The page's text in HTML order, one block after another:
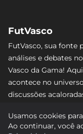
FutVasco
FutVasco, sua fonte
análises e debates
Vasco da Gama!
acontece no
discussões
nenhum lance e
rumo às vitórias!
Usamos cookies
Ao continuar, você